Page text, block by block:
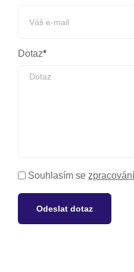
Dotaz
Souhlasím se
Odeslat dotaz